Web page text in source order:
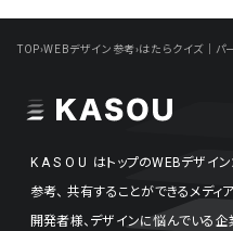
TOP›WEBデザイン参考›はたらクイズ｜パ
KASOU はトップのWEBデザイ
参考、 共有することができるメディア
開発者様、デザインに悩んでいる企